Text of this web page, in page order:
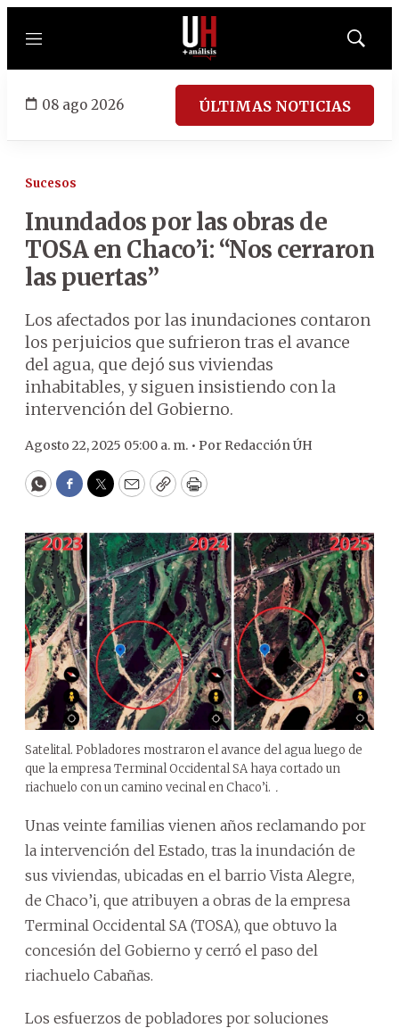
Menú
Mostrar
08 ago 2026 ÚLTIMAS NOTICIAS
Sucesos
Inundados por las obras de
TOSA en Chaco’i: “Nos cerraron
las puertas”
Los afectados por las inundaciones contaron
los perjuicios que sufrieron tras el avance
del agua, que dejó sus viviendas
inhabitables, y siguen insistiendo con la
intervención del Gobierno.
Agosto 22, 2025 05:00 a. m. • Por Redacción ÚH
WhatsApp
Facebook
Twitter
EmailCopyPrint
Satelital. Pobladores mostraron el avance del agua luego de
que la empresa Terminal Occidental SA haya cortado un
riachuelo con un camino vecinal en Chaco’i. .
Unas veinte familias vienen años reclamando por
la intervención del Estado, tras la inundación de
sus viviendas, ubicadas en el barrio Vista Alegre,
de Chaco’i, que atribuyen a obras de la empresa
Terminal Occidental SA (TOSA), que obtuvo la
concesión del Gobierno y cerró el paso del
riachuelo Cabañas.
Los esfuerzos de pobladores por soluciones